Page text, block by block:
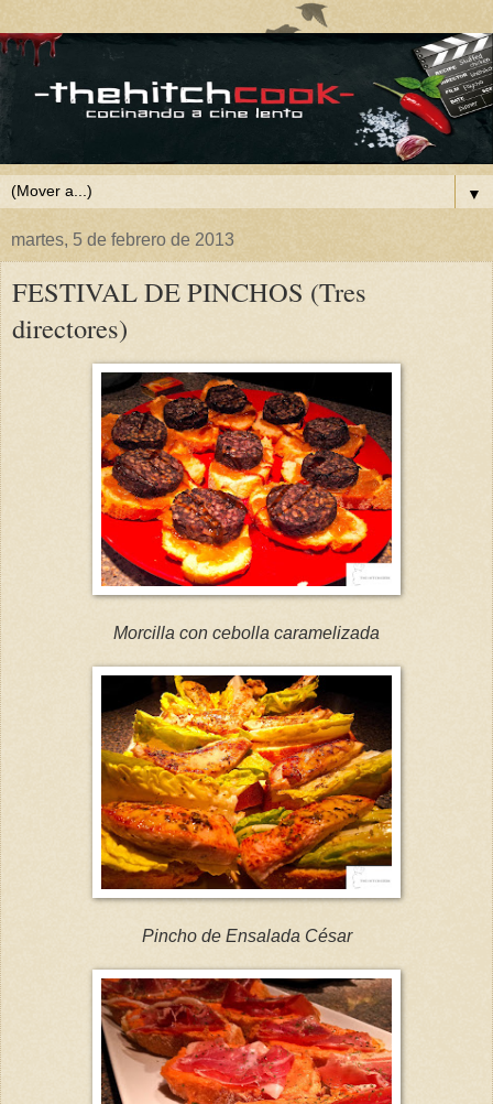
▼
martes, 5 de febrero de 2013
FESTIVAL DE PINCHOS (Tres
directores)
Morcilla con cebolla caramelizada
Pincho de Ensalada César